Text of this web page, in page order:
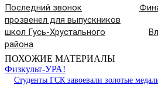
Последний звонок
прозвенел для выпускников
школ Гусь-Хрустального
района
ПОХОЖИЕ МАТЕРИАЛЫ
Физкульт-УРА!
Студенты ГСК завоевали золотые